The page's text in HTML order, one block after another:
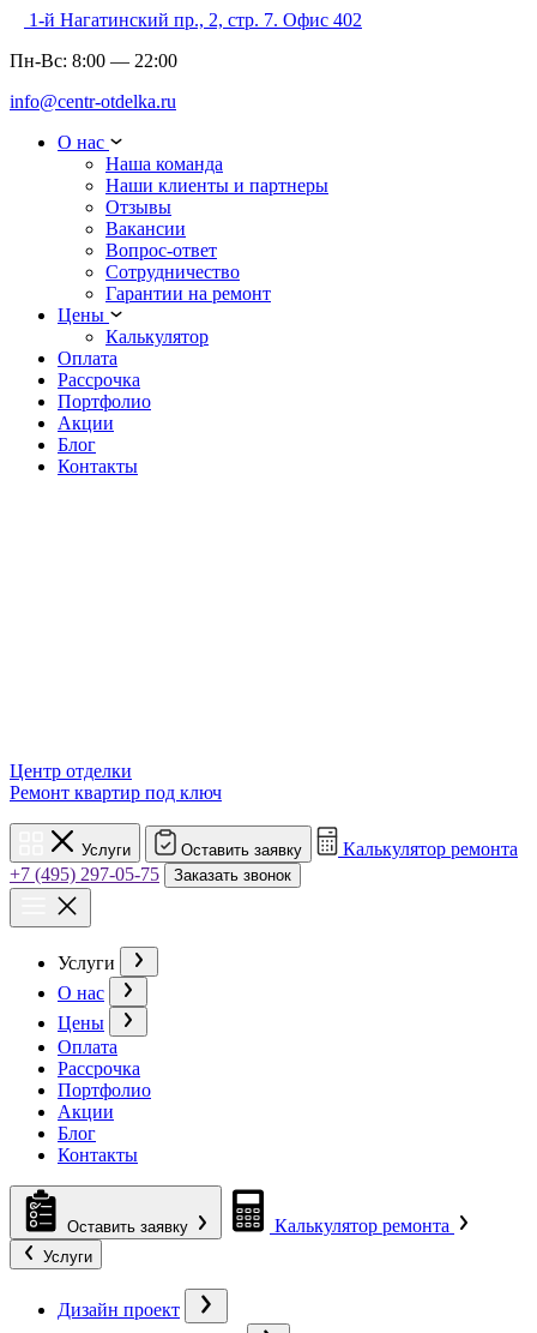
1-й Нагатинский пр., 2, стр. 7. Офис 402
Пн-Вс: 8:00 — 22:00
info@centr-otdelka.ru
О нас
Наша команда
Наши клиенты и партнеры
Отзывы
Вакансии
Вопрос-ответ
Сотрудничество
Гарантии на ремонт
Цены
Калькулятор
Оплата
Рассрочка
Портфолио
Акции
Блог
Контакты
Центр отделки
Ремонт квартир под ключ
Услуги Оставить заявку
Калькулятор ремонта
+7 (495) 297-05-75
Заказать звонок
Услуги
О нас
Цены
Оплата
Рассрочка
Портфолио
Акции
Блог
Контакты
Оставить заявку Калькулятор ремонта
Услуги
Дизайн проект